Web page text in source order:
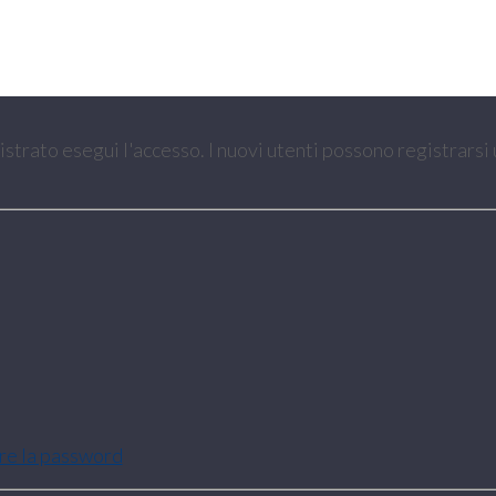
esegui l'accesso. I nuovi utenti possono
la password